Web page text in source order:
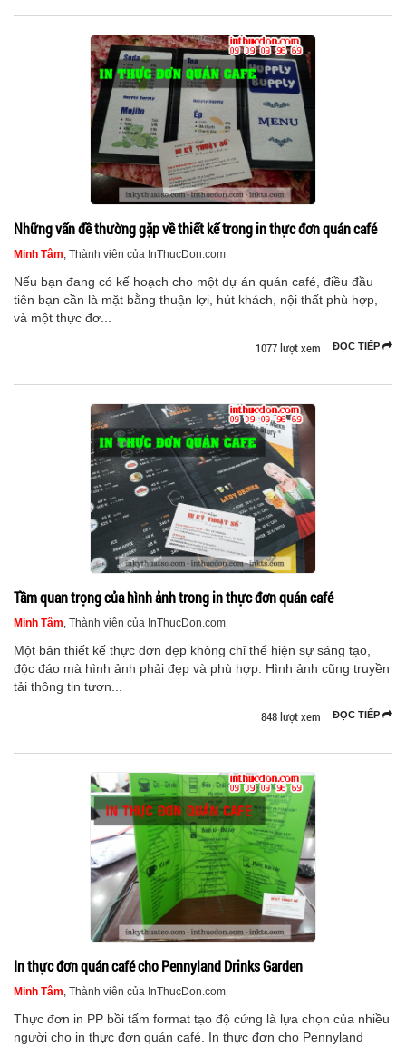
Những vấn đề thường gặp về thiết kế trong in thực đơn quán café
Minh Tâm, Thành viên của InThucDon.com
Nếu bạn đang có kế hoạch cho một dự án quán café, điều đầu
tiên bạn cần là mặt bằng thuận lợi, hút khách, nội thất phù hợp,
và một thực đơ...
ĐỌC TIẾP
1077 lượt xem
Tầm quan trọng của hình ảnh trong in thực đơn quán café
Minh Tâm, Thành viên của InThucDon.com
Một bản thiết kế thực đơn đẹp không chỉ thể hiện sự sáng tạo,
độc đáo mà hình ảnh phải đẹp và phù hợp. Hình ảnh cũng truyền
tải thông tin tươn...
ĐỌC TIẾP
848 lượt xem
In thực đơn quán café cho Pennyland Drinks Garden
Minh Tâm, Thành viên của InThucDon.com
Thực đơn in PP bồi tấm format tạo độ cứng là lựa chọn của nhiều
người cho in thực đơn quán café. In thực đơn cho Pennyland